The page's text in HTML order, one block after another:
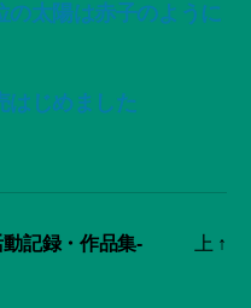
の太陽は赤子のように
はじめました
記録・作品集-
上 ↑